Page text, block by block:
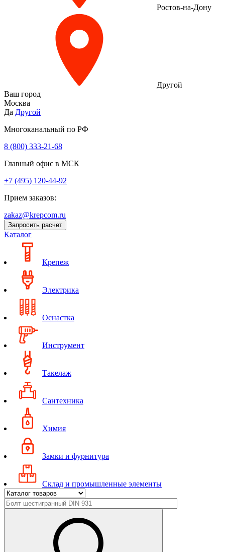
Ростов-на-Дону
Другой
Ваш город
Москва
Да Другой
Многоканальный по РФ
8 (800) 333‑21-68
Главный офис в МСК
+7 (495) 120-44-92
Прием заказов:
zakaz@krepcom.ru
Запросить расчет
Каталог
Крепеж
Электрика
Оснастка
Инструмент
Такелаж
Сантехника
Химия
Замки и фурнитура
Склад и промышленные элементы